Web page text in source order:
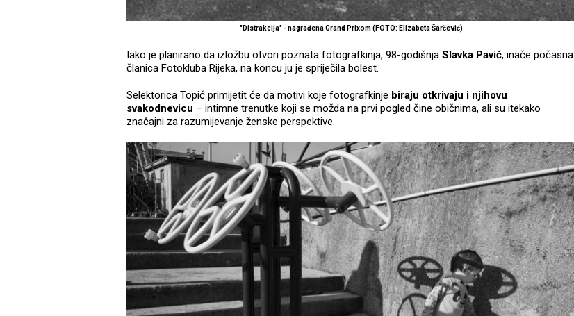
"Distrakcija" - nagrađena Grand Prixom (FOTO: Elizabeta Šarčević)
Iako je planirano da izložbu otvori poznata fotografkinja, 98-godišnja Slavka Pavić, inače počasna
članica Fotokluba Rijeka, na koncu ju je spriječila bolest.
Selektorica Topić primijetit će da motivi koje fotografkinje biraju otkrivaju i njihovu
svakodnevicu – intimne trenutke koji se možda na prvi pogled čine običnima, ali su itekako
značajni za razumijevanje ženske perspektive.